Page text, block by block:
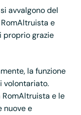
avvalgono del
e
grazie
la funzione
volontariato.
e le
nuove e